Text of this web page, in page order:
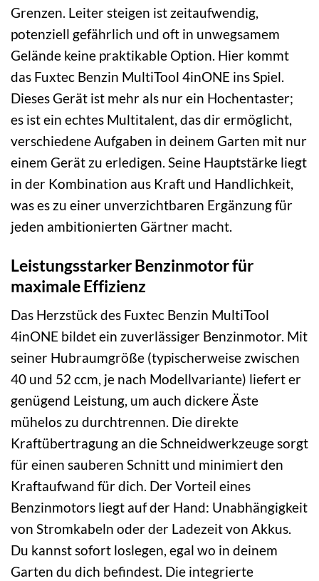
Grenzen. Leiter steigen ist zeitaufwendig,
potenziell gefährlich und oft in unwegsamem
Gelände keine praktikable Option. Hier kommt
das Fuxtec Benzin MultiTool 4inONE ins Spiel.
Dieses Gerät ist mehr als nur ein Hochentaster;
es ist ein echtes Multitalent, das dir ermöglicht,
verschiedene Aufgaben in deinem Garten mit nur
einem Gerät zu erledigen. Seine Hauptstärke liegt
in der Kombination aus Kraft und Handlichkeit,
was es zu einer unverzichtbaren Ergänzung für
jeden ambitionierten Gärtner macht.
Leistungsstarker Benzinmotor für
maximale Effizienz
Das Herzstück des Fuxtec Benzin MultiTool
4inONE bildet ein zuverlässiger Benzinmotor. Mit
seiner Hubraumgröße (typischerweise zwischen
40 und 52 ccm, je nach Modellvariante) liefert er
genügend Leistung, um auch dickere Äste
mühelos zu durchtrennen. Die direkte
Kraftübertragung an die Schneidwerkzeuge sorgt
für einen sauberen Schnitt und minimiert den
Kraftaufwand für dich. Der Vorteil eines
Benzinmotors liegt auf der Hand: Unabhängigkeit
von Stromkabeln oder der Ladezeit von Akkus.
Du kannst sofort loslegen, egal wo in deinem
Garten du dich befindest. Die integrierte